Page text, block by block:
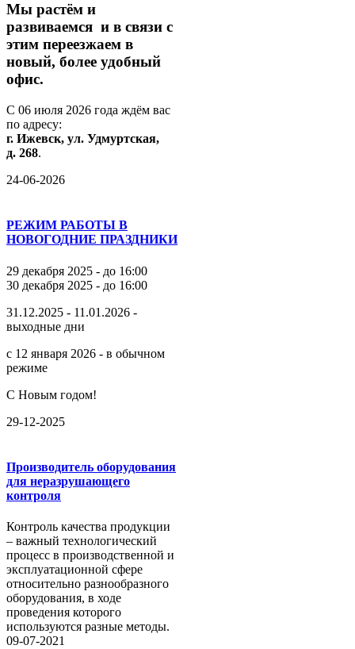
Мы растём и
развиваемся и в связи с
этим переезжаем в
новый, более удобный
офис.
С 06 июля 2026 года ждём вас
по адресу:
г. Ижевск, ул. Удмуртская,
д. 268.
24-06-2026
РЕЖИМ РАБОТЫ В
НОВОГОДНИЕ ПРАЗДНИКИ
29 декабря 2025 - до 16:00
30 декабря 2025 - до 16:00
31.12.2025 - 11.01.2026 -
выходные дни
с 12 января 2026 - в обычном
режиме
С Новым годом!
29-12-2025
Производитель оборудования
для неразрушающего
контроля
Контроль качества продукции
– важный технологический
процесс в производственной и
эксплуатационной сфере
относительно разнообразного
оборудования, в ходе
проведения которого
используются разные методы.
09-07-2021